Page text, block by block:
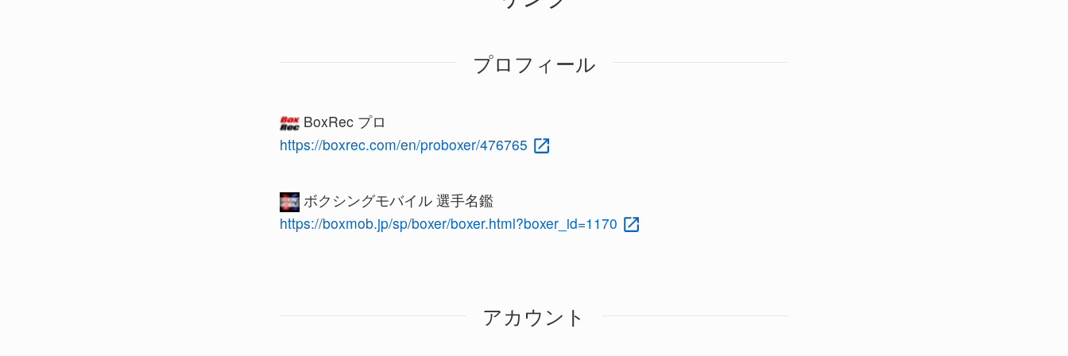
プロフィール
BoxRec プロ
https://boxrec.com/en/proboxer/476765
ボクシングモバイル 選手名鑑
https://boxmob.jp/sp/boxer/boxer.html?boxer_id=1170
アカウント